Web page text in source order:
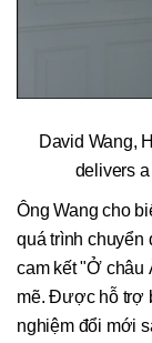
David Wang,
delivers
Ông Wang cho
quá trình chuyển
cam kết "Ở châu
mẽ. Được hỗ trợ
nghiệm đổi mới